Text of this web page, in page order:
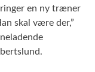
en ny træner
skal være der,”